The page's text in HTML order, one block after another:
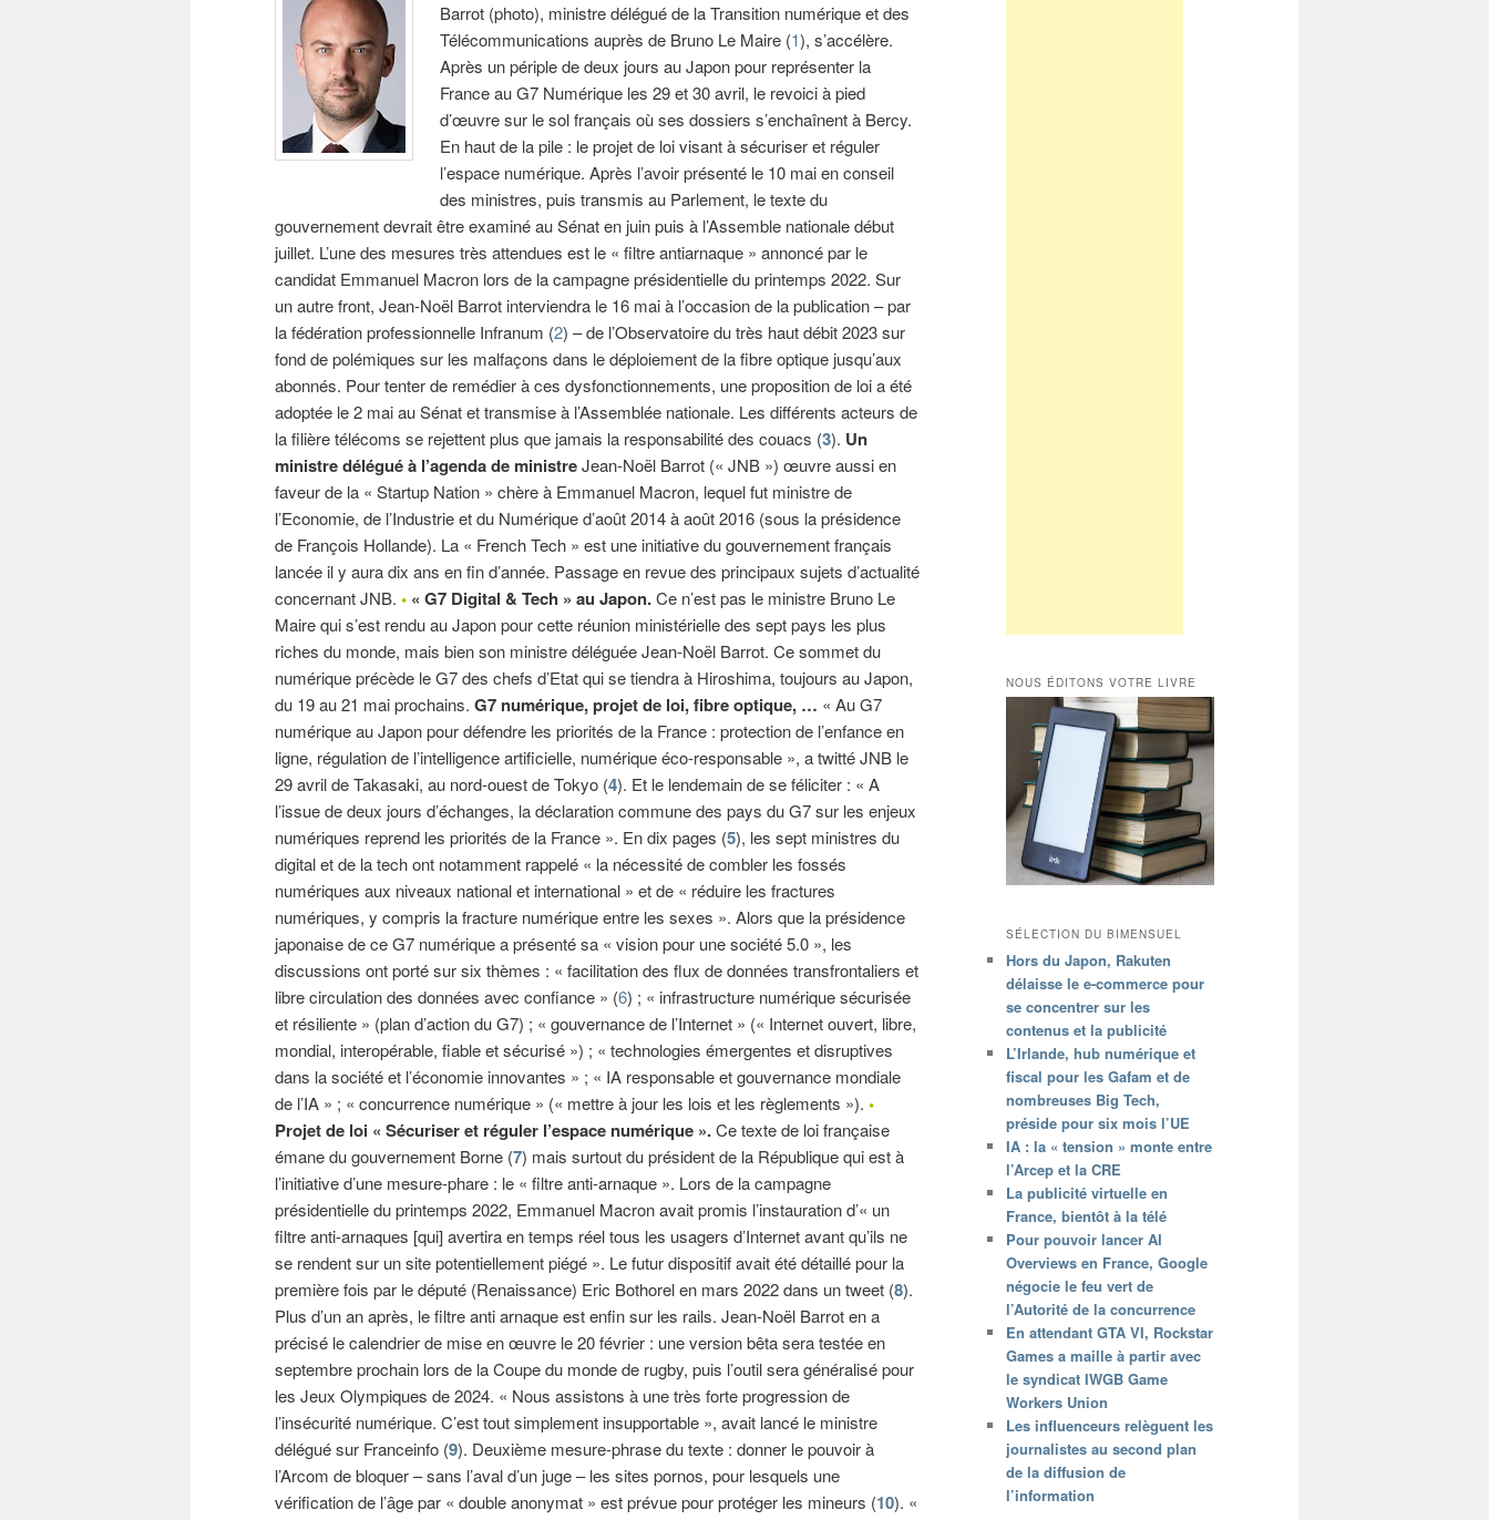
Barrot (photo), ministre délégué de la Transition numérique et des
Télécommunications auprès de Bruno Le Maire (1), s’accélère.
Après un périple de deux jours au Japon pour représenter la
France au G7 Numérique les 29 et 30 avril, le revoici à pied
d’œuvre sur le sol français où ses dossiers s’enchaînent à Bercy.
En haut de la pile : le projet de loi visant à sécuriser et réguler
l’espace numérique. Après l’avoir présenté le 10 mai en conseil
des ministres, puis transmis au Parlement, le texte du
gouvernement devrait être examiné au Sénat en juin puis à l’Assemble nationale début
juillet. L’une des mesures très attendues est le « filtre antiarnaque » annoncé par le
candidat Emmanuel Macron lors de la campagne présidentielle du printemps 2022. Sur
un autre front, Jean-Noël Barrot interviendra le 16 mai à l’occasion de la publication – par
la fédération professionnelle Infranum (2) – de l’Observatoire du très haut débit 2023 sur
fond de polémiques sur les malfaçons dans le déploiement de la fibre optique jusqu’aux
abonnés. Pour tenter de remédier à ces dysfonctionnements, une proposition de loi a été
adoptée le 2 mai au Sénat et transmise à l’Assemblée nationale. Les différents acteurs de
la filière télécoms se rejettent plus que jamais la responsabilité des couacs (3). Un
ministre délégué à l’agenda de ministreJean-Noël Barrot (« JNB ») œuvre aussi en
faveur de la « Startup Nation » chère à Emmanuel Macron, lequel fut ministre de
l’Economie, de l’Industrie et du Numérique d’août 2014 à août 2016 (sous la présidence
de François Hollande). La « French Tech » est une initiative du gouvernement français
lancée il y aura dix ans en fin d’année. Passage en revue des principaux sujets d’actualité
concernant JNB. • « G7 Digital & Tech » au Japon.Ce n’est pas le ministre Bruno Le
Maire qui s’est rendu au Japon pour cette réunion ministérielle des sept pays les plus
riches du monde, mais bien son ministre déléguée Jean-Noël Barrot. Ce sommet du
numérique précède le G7 des chefs d’Etat qui se tiendra à Hiroshima, toujours au Japon,
du 19 au 21 mai prochains. G7 numérique, projet de loi, fibre optique, … « Au G7
numérique au Japon pour défendre les priorités de la France : protection de l’enfance en
ligne, régulation de l’intelligence artificielle, numérique éco-responsable », a twitté JNB le
29 avril de Takasaki, au nord-ouest de Tokyo (4). Et le lendemain de se féliciter : « A
l’issue de deux jours d’échanges, la déclaration commune des pays du G7 sur les enjeux
numériques reprend les priorités de la France ». En dix pages (5), les sept ministres du
digital et de la tech ont notamment rappelé « la nécessité de combler les fossés
numériques aux niveaux national et international » et de « réduire les fractures
numériques, y compris la fracture numérique entre les sexes ». Alors que la présidence
japonaise de ce G7 numérique a présenté sa « vision pour une société 5.0 », les
discussions ont porté sur six thèmes : « facilitation des flux de données transfrontaliers et
libre circulation des données avec confiance » (6) ; « infrastructure numérique sécurisée
et résiliente » (plan d’action du G7) ; « gouvernance de l’Internet » (« Internet ouvert, libre,
mondial, interopérable, fiable et sécurisé ») ; « technologies émergentes et disruptives
dans la société et l’économie innovantes » ; « IA responsable et gouvernance mondiale
de l’IA » ; « concurrence numérique » (« mettre à jour les lois et les règlements »). •
Projet de loi « Sécuriser et réguler l’espace numérique ».Ce texte de loi française
émane du gouvernement Borne (7) mais surtout du président de la République qui est à
l’initiative d’une mesure-phare : le « filtre anti-arnaque ». Lors de la campagne
présidentielle du printemps 2022, Emmanuel Macron avait promis l’instauration d’« un
filtre anti-arnaques [qui] avertira en temps réel tous les usagers d’Internet avant qu’ils ne
se rendent sur un site potentiellement piégé ». Le futur dispositif avait été détaillé pour la
première fois par le député (Renaissance) Eric Bothorel en mars 2022 dans un tweet (8).
Plus d’un an après, le filtre anti arnaque est enfin sur les rails. Jean-Noël Barrot en a
précisé le calendrier de mise en œuvre le 20 février : une version bêta sera testée en
septembre prochain lors de la Coupe du monde de rugby, puis l’outil sera généralisé pour
les Jeux Olympiques de 2024. « Nous assistons à une très forte progression de
l’insécurité numérique. C’est tout simplement insupportable », avait lancé le ministre
délégué sur Franceinfo (9). Deuxième mesure-phrase du texte : donner le pouvoir à
l’Arcom de bloquer – sans l’aval d’un juge – les sites pornos, pour lesquels une
vérification de l’âge par « double anonymat » est prévue pour protéger les mineurs (10). «
NOUS ÉDITONS VOTRE LIVRE
SÉLECTION DU BIMENSUEL
Hors du Japon, Rakuten
délaisse le e-commerce pour
se concentrer sur les
contenus et la publicité
L’Irlande, hub numérique et
fiscal pour les Gafam et de
nombreuses Big Tech,
préside pour six mois l’UE
IA : la « tension » monte entre
l’Arcep et la CRE
La publicité virtuelle en
France, bientôt à la télé
Pour pouvoir lancer AI
Overviews en France, Google
négocie le feu vert de
l’Autorité de la concurrence
En attendant GTA VI, Rockstar
Games a maille à partir avec
le syndicat IWGB Game
Workers Union
Les influenceurs relèguent les
journalistes au second plan
de la diffusion de
l’information